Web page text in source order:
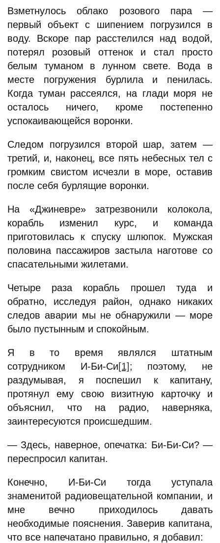
Взметнулось облако розового пара —
первый объект с шипением погрузился в
воду. Вскоре пар расстелился над водой,
потерял розовый оттенок и стал просто
белым туманом в лунном свете. Вода в
месте погружения бурлила и пенилась.
Когда туман рассеялся, на глади моря не
осталось ничего, кроме постепенно
успокаивающейся воронки.
Следом погрузился второй шар, затем —
третий, и, наконец, все пять небесных тел с
громким свистом исчезли в море, оставив
после себя бурлящие воронки.
На «Джиневре» затрезвонили колокола,
корабль изменил курс, и команда
приготовилась к спуску шлюпок. Мужская
половина пассажиров застыла наготове со
спасательными жилетами.
Четыре раза корабль прошел туда и
обратно, исследуя район, однако никаких
следов аварии мы не обнаружили — море
было пустынным и спокойным.
Я в то время являлся штатным
сотрудником И-Би-Си[1]; поэтому, не
раздумывая, я поспешил к капитану,
протянул ему свою визитную карточку и
объяснил, что на радио, наверняка,
заинтересуются происшедшим.
— Здесь, наверное, опечатка: Би-Би-Си? —
переспросил капитан.
Конечно, И-Би-Си тогда уступала
знаменитой радиовещательной компании, и
мне вечно приходилось давать
необходимые пояснения. Заверив капитана,
что все напечатано правильно, я добавил: